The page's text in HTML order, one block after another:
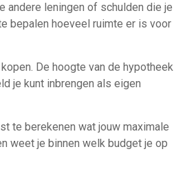
andere leningen of schulden die je
bepalen hoeveel ruimte er is voor
De hoogte van de hypotheek
je kunt inbrengen als eigen
te berekenen wat jouw maximale
weet je binnen welk budget je op